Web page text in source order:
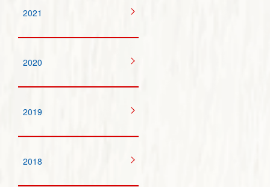
2021
2020
2019
2018